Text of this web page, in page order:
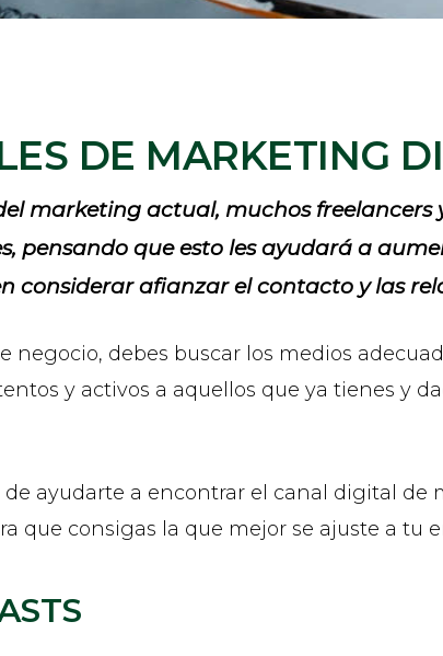
DE MARKETING
marketing actual, muchos
pensando que esto les ayudará a
considerar afianzar el contacto y las
negocio, debes buscar los medios
y activos a aquellos que ya tienes y
de ayudarte a encontrar el canal digital
que consigas la que mejor se ajuste a tu